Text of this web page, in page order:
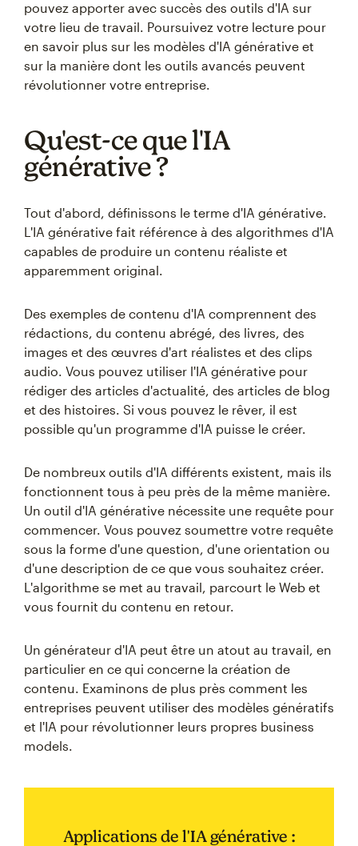
pouvez apporter avec succès des outils d'IA sur
votre lieu de travail. Poursuivez votre lecture pour
en savoir plus sur les modèles d'IA générative et
sur la manière dont les outils avancés peuvent
révolutionner votre entreprise.
Qu'est-ce que l'IA
générative ?
Tout d'abord, définissons le terme d'IA générative.
L'IA générative fait référence à des algorithmes d'IA
capables de produire un contenu réaliste et
apparemment original.
Des exemples de contenu d'IA comprennent des
rédactions, du contenu abrégé, des livres, des
images et des œuvres d'art réalistes et des clips
audio. Vous pouvez utiliser l'IA générative pour
rédiger des articles d'actualité, des articles de blog
et des histoires. Si vous pouvez le rêver, il est
possible qu'un programme d'IA puisse le créer.
De nombreux outils d'IA différents existent, mais ils
fonctionnent tous à peu près de la même manière.
Un outil d'IA générative nécessite une requête pour
commencer. Vous pouvez soumettre votre requête
sous la forme d'une question, d'une orientation ou
d'une description de ce que vous souhaitez créer.
L'algorithme se met au travail, parcourt le Web et
vous fournit du contenu en retour.
Un générateur d'IA peut être un atout au travail, en
particulier en ce qui concerne la création de
contenu. Examinons de plus près comment les
entreprises peuvent utiliser des modèles génératifs
et l'IA pour révolutionner leurs propres business
models.
Applications de l'IA générative :